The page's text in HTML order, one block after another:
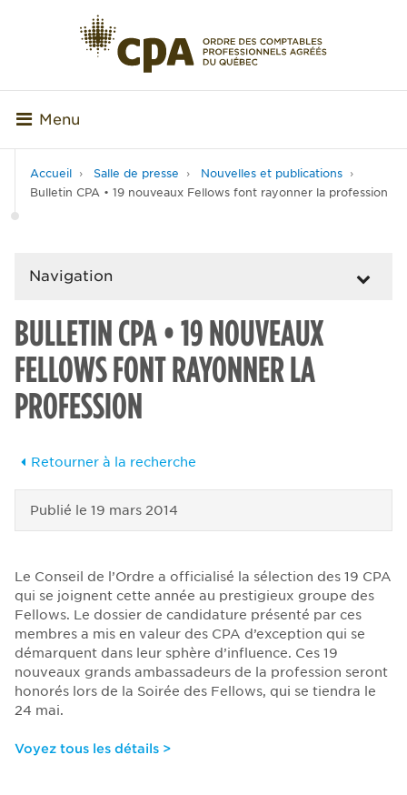
Menu
Accueil Salle de presse
Nouvelles et publications
Bulletin CPA • 19 nouveaux Fellows font rayonner la profession
Navigation
BULLETIN CPA • 19 NOUVEAUX
FELLOWS FONT RAYONNER LA
PROFESSION
Retourner à la recherche
Publié le 19 mars 2014
Le Conseil de l’Ordre a officialisé la sélection des 19 CPA
qui se joignent cette année au prestigieux groupe des
Fellows. Le dossier de candidature présenté par ces
membres a mis en valeur des CPA d’exception qui se
démarquent dans leur sphère d’influence. Ces 19
nouveaux grands ambassadeurs de la profession seront
honorés lors de la Soirée des Fellows, qui se tiendra le
24 mai.
Voyez tous les détails >